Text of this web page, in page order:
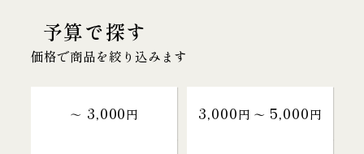
予算で探す
価格で商品を絞り込みます
～ 3,000円 3,000円 〜 5,000円